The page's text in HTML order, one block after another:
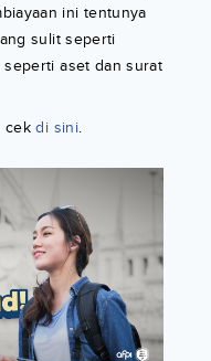
ini tentunya
sulit seperti
seperti aset dan surat
cekdi sini.